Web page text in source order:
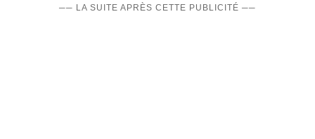
── LA SUITE APRÈS CETTE PUBLICITÉ ──